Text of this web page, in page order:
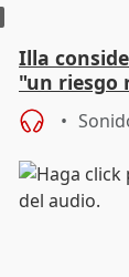
Illa
"un riesgo
llega a